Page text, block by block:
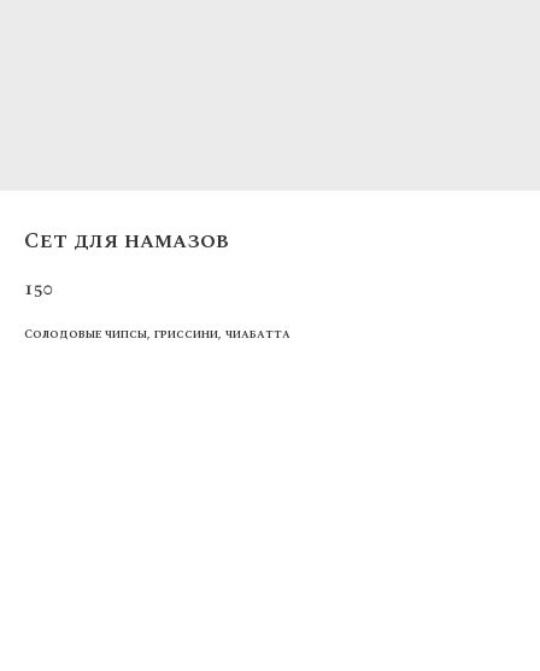
Сет для намазов
150
Солодовые чипсы, гриссини, чиабатта